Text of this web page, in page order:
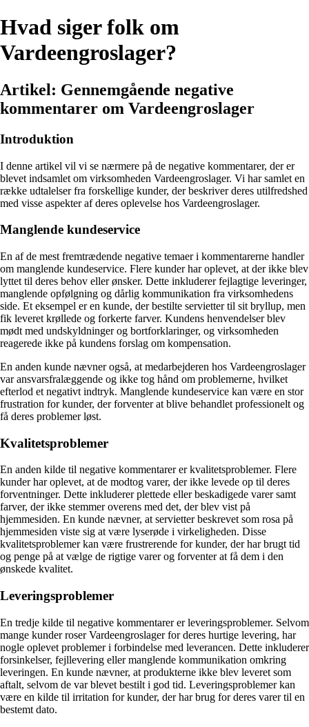
Hvad siger folk om
Vardeengroslager?
Artikel: Gennemgående negative
kommentarer om Vardeengroslager
Introduktion
I denne artikel vil vi se nærmere på de negative kommentarer, der er
blevet indsamlet om virksomheden Vardeengroslager. Vi har samlet en
række udtalelser fra forskellige kunder, der beskriver deres utilfredshed
med visse aspekter af deres oplevelse hos Vardeengroslager.
Manglende kundeservice
En af de mest fremtrædende negative temaer i kommentarerne handler
om manglende kundeservice. Flere kunder har oplevet, at der ikke blev
lyttet til deres behov eller ønsker. Dette inkluderer fejlagtige leveringer,
manglende opfølgning og dårlig kommunikation fra virksomhedens
side. Et eksempel er en kunde, der bestilte servietter til sit bryllup, men
fik leveret krøllede og forkerte farver. Kundens henvendelser blev
mødt med undskyldninger og bortforklaringer, og virksomheden
reagerede ikke på kundens forslag om kompensation.
En anden kunde nævner også, at medarbejderen hos Vardeengroslager
var ansvarsfralæggende og ikke tog hånd om problemerne, hvilket
efterlod et negativt indtryk. Manglende kundeservice kan være en stor
frustration for kunder, der forventer at blive behandlet professionelt og
få deres problemer løst.
Kvalitetsproblemer
En anden kilde til negative kommentarer er kvalitetsproblemer. Flere
kunder har oplevet, at de modtog varer, der ikke levede op til deres
forventninger. Dette inkluderer plettede eller beskadigede varer samt
farver, der ikke stemmer overens med det, der blev vist på
hjemmesiden. En kunde nævner, at servietter beskrevet som rosa på
hjemmesiden viste sig at være lyserøde i virkeligheden. Disse
kvalitetsproblemer kan være frustrerende for kunder, der har brugt tid
og penge på at vælge de rigtige varer og forventer at få dem i den
ønskede kvalitet.
Leveringsproblemer
En tredje kilde til negative kommentarer er leveringsproblemer. Selvom
mange kunder roser Vardeengroslager for deres hurtige levering, har
nogle oplevet problemer i forbindelse med leverancen. Dette inkluderer
forsinkelser, fejllevering eller manglende kommunikation omkring
leveringen. En kunde nævner, at produkterne ikke blev leveret som
aftalt, selvom de var blevet bestilt i god tid. Leveringsproblemer kan
være en kilde til irritation for kunder, der har brug for deres varer til en
bestemt dato.